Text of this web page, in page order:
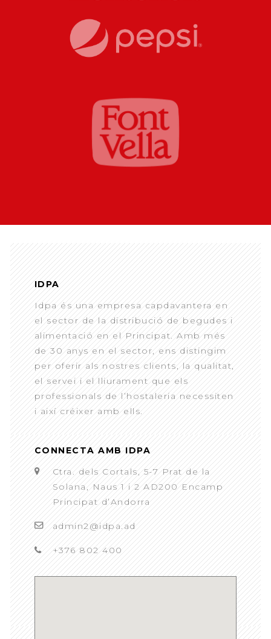
IDPA
Idpa és una empresa capdavantera en
el sector de la distribució de begudes i
alimentació en el Principat. Amb més
de 30 anys en el sector, ens distingim
per oferir als nostres clients, la qualitat,
el servei i el lliurament que els
professionals de l’hostaleria necessiten
i així créixer amb ells.
CONNECTA AMB IDPA
Ctra. dels Cortals, 5-7 Prat de la
Solana, Naus 1 i 2 AD200 Encamp
Principat d’Andorra
admin2@idpa.ad
+376 802 400